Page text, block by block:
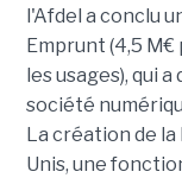
l'Afdel a conclu
Emprunt (4,5
les usages), qui
société
La création de
Unis, une